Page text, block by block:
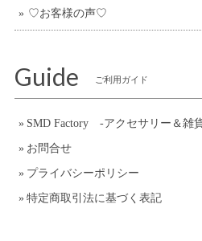
♡お客様の声♡
Guide ご利用ガイド
SMD Factory -アクセサリー＆雑
お問合せ
プライバシーポリシー
特定商取引法に基づく表記